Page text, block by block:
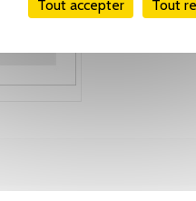
Tout accepter Tout